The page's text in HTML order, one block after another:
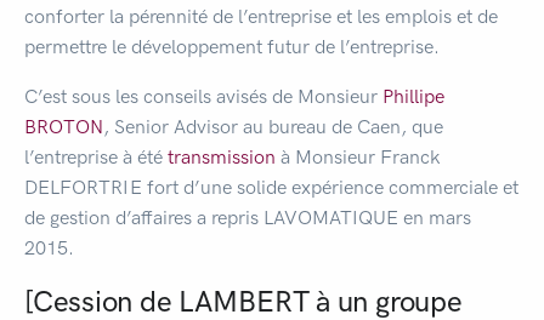
conforter la pérennité de l’entreprise et les emplois et de
permettre le développement futur de l’entreprise.
C’est sous les conseils avisés de Monsieur Phillipe
BROTON, Senior Advisor au bureau de Caen, que
l’entreprise à été transmission à Monsieur Franck
DELFORTRIE fort d’une solide expérience commerciale et
de gestion d’affaires a repris LAVOMATIQUE en mars
2015.
[Cession de LAMBERT à un groupe